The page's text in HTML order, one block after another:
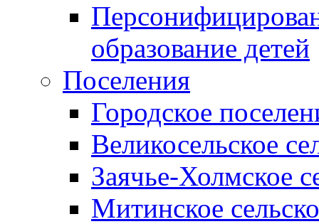
образование детей
Поселения
Городское
Великосельское
Заячье-Холмское
Митинское